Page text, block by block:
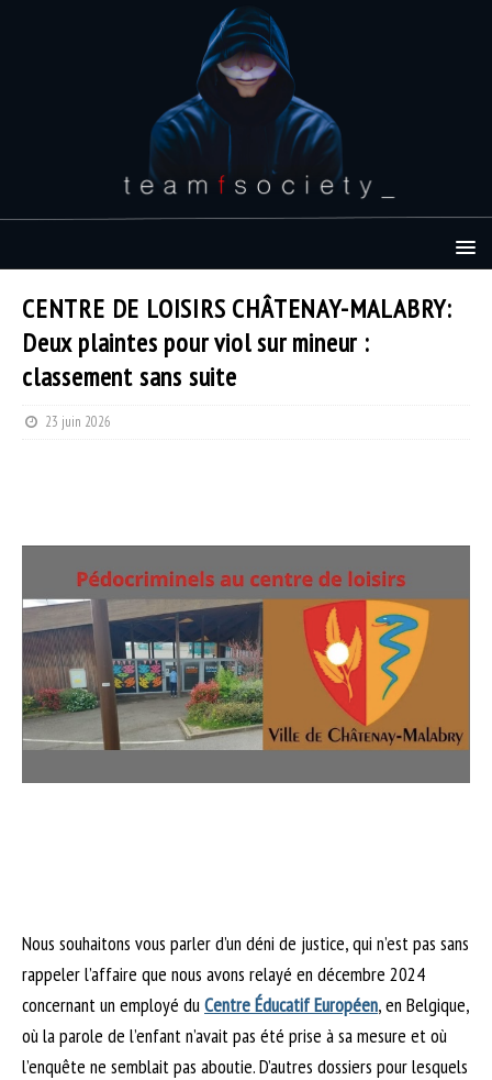
CENTRE DE LOISIRS CHÂTENAY-MALABRY:
Deux plaintes pour viol sur mineur :
classement sans suite
23 juin 2026
Nous souhaitons vous parler d’un déni de justice, qui n’est pas sans
rappeler l’affaire que nous avons relayé en décembre 2024
concernant un employé duCentre Éducatif Européen, en Belgique,
où la parole de l’enfant n’avait pas été prise à sa mesure et où
l’enquête ne semblait pas aboutie. D’autres dossiers pour lesquels